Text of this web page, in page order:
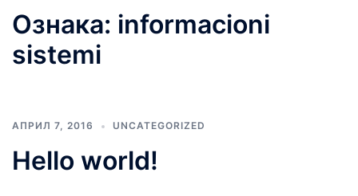
Ознака: informacioni
sistemi
АПРИЛ 7, 2016 UNCATEGORIZED
Hello world!